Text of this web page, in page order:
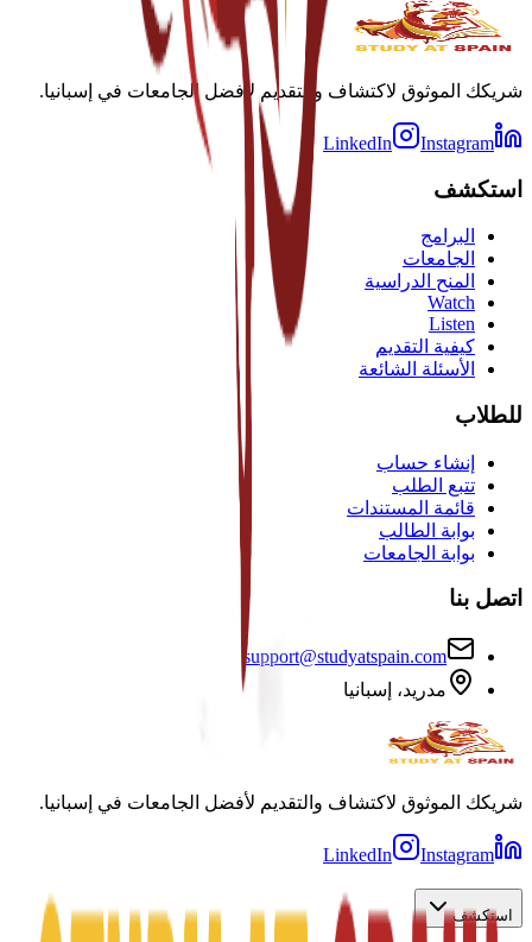
شريكك الموثوق لاكتشاف والتقديم لأفضل الجامعات في إسبانيا.
LinkedIn Instagram
استكشف
البرامج
الجامعات
المنح الدراسية
Watch
Listen
كيفية التقديم
الأسئلة الشائعة
للطلاب
إنشاء حساب
تتبع الطلب
قائمة المستندات
بوابة الطالب
بوابة الجامعات
اتصل بنا
support@studyatspain.com
مدريد، إسبانيا
شريكك الموثوق لاكتشاف والتقديم لأفضل الجامعات في إسبانيا.
LinkedIn Instagram
استكشف